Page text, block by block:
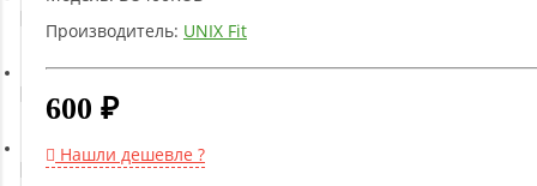
Аэробика и фитнес
Гимнастическое оборудование
Функциональный тренинг
Производитель: UNIX Fit
600 ₽
Нашли дешевле ?